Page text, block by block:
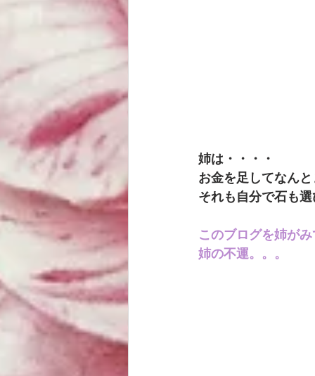
姉は・・・・
お金を足してなん
それも自分で石も
このブログを姉が
姉の不運。。。